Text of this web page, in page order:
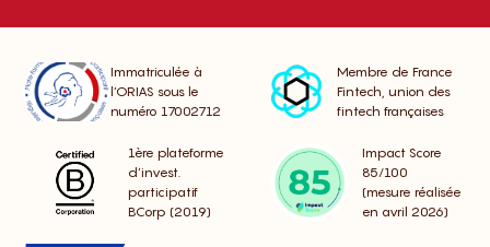
Immatriculée à
l’ORIAS sous le
numéro 17002712
Membre de France
Fintech, union des
fintech françaises
1ère plateforme
d’invest.
participatif
BCorp (2019)
Impact Score
85/100
(mesure réalisée
en avril 2026)